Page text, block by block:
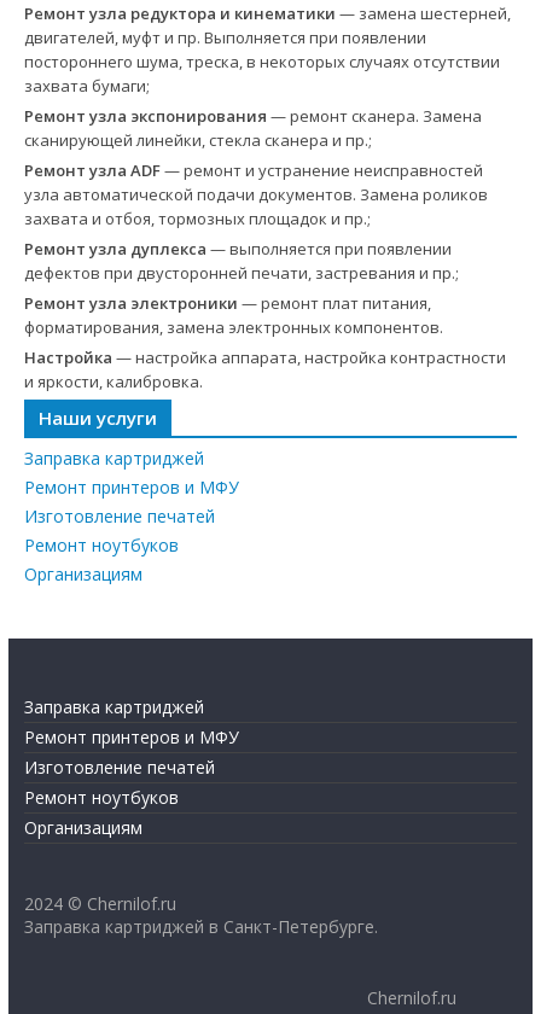
Ремонт узла редуктора и кинематики — замена шестерней,
двигателей, муфт и пр. Выполняется при появлении
постороннего шума, треска, в некоторых случаях отсутствии
захвата бумаги;
Ремонт узла экспонирования — ремонт сканера. Замена
сканирующей линейки, стекла сканера и пр.;
Ремонт узла ADF— ремонт и устранение неисправностей
узла автоматической подачи документов. Замена роликов
захвата и отбоя, тормозных площадок и пр.;
Ремонт узла дуплекса — выполняется при появлении
дефектов при двусторонней печати, застревания и пр.;
Ремонт узла электроники — ремонт плат питания,
форматирования, замена электронных компонентов.
Настройка — настройка аппарата, настройка контрастности
и яркости, калибровка.
Наши услуги
Заправка картриджей
Ремонт принтеров и МФУ
Изготовление печатей
Ремонт ноутбуков
Организациям
Заправка картриджей
Ремонт принтеров и МФУ
Изготовление печатей
Ремонт ноутбуков
Организациям
2024 © Chernilof.ru
Заправка картриджей в Санкт-Петербурге.
Chernilof.ru